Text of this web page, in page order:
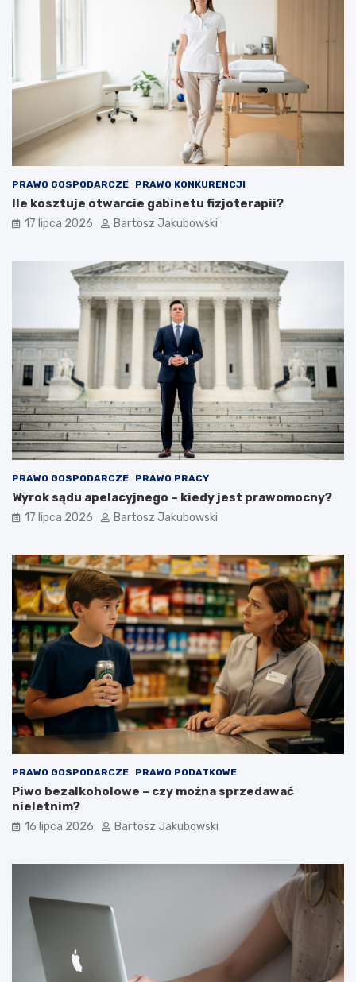
PRAWO GOSPODARCZE PRAWO KONKURENCJI
Ile kosztuje otwarcie gabinetu fizjoterapii?
17 lipca 2026 Bartosz Jakubowski
PRAWO GOSPODARCZE PRAWO PRACY
Wyrok sądu apelacyjnego – kiedy jest prawomocny?
17 lipca 2026 Bartosz Jakubowski
PRAWO GOSPODARCZE PRAWO PODATKOWE
Piwo bezalkoholowe – czy można sprzedawać
nieletnim?
16 lipca 2026 Bartosz Jakubowski